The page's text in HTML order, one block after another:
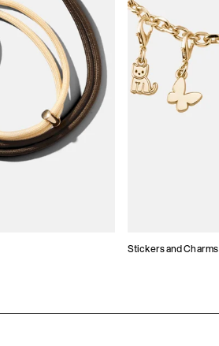
Stickers and Charms